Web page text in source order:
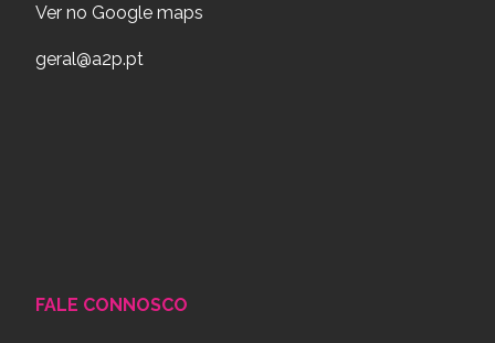
Ver no Google maps
geral@a2p.pt
FALE CONNOSCO